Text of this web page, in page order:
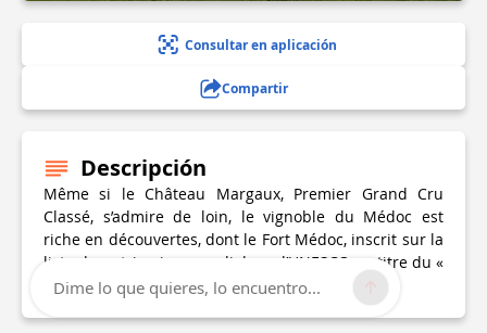
Consultar en aplicación
Compartir
Descripción
Même si le Château Margaux, Premier Grand Cru
Classé, s’admire de loin, le vignoble du Médoc est
riche en découvertes, dont le Fort Médoc, inscrit sur la
liste du patrimoine mondial par l’UNESCO au titre du «
Verrou Vauban ».
Dime lo que quieres, lo encuentro...